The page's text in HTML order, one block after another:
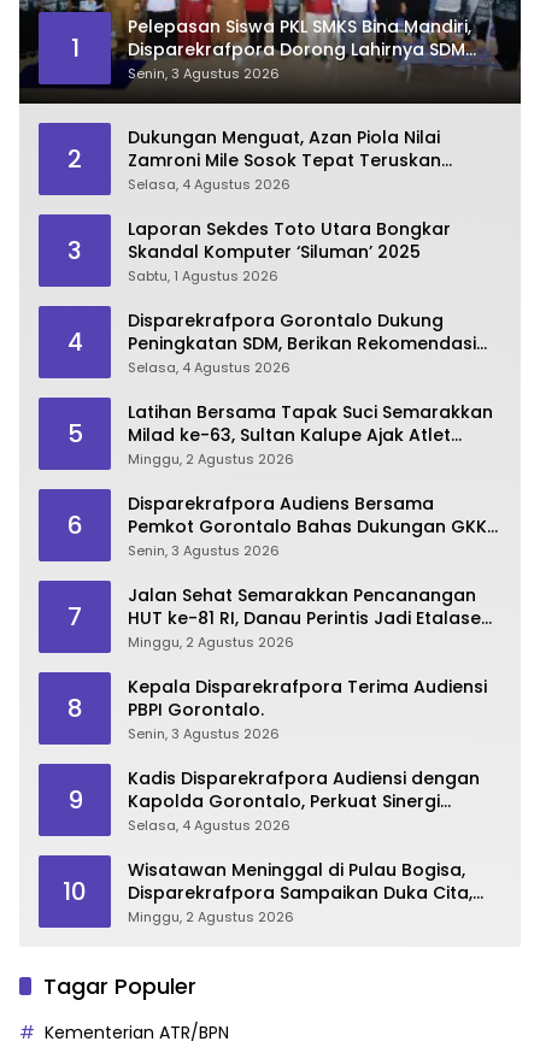
1
Pelepasan Siswa PKL SMKS Bina Mandiri,
Disparekrafpora Dorong Lahirnya SDM
Pariwisata Unggul
Senin, 3 Agustus 2026
2
Dukungan Menguat, Azan Piola Nilai
Zamroni Mile Sosok Tepat Teruskan
Pembangunan Bone Bolango
Selasa, 4 Agustus 2026
3
Laporan Sekdes Toto Utara Bongkar
Skandal Komputer ‘Siluman’ 2025
Sabtu, 1 Agustus 2026
4
Disparekrafpora Gorontalo Dukung
Peningkatan SDM, Berikan Rekomendasi
Studi S3 bagi Pegawai
Selasa, 4 Agustus 2026
5
Latihan Bersama Tapak Suci Semarakkan
Milad ke-63, Sultan Kalupe Ajak Atlet
Lestarikan Budaya Bela Diri
Minggu, 2 Agustus 2026
6
Disparekrafpora Audiens Bersama
Pemkot Gorontalo Bahas Dukungan GKK
2026
Senin, 3 Agustus 2026
7
Jalan Sehat Semarakkan Pencanangan
HUT ke-81 RI, Danau Perintis Jadi Etalase
Wisata Gorontalo
Minggu, 2 Agustus 2026
8
Kepala Disparekrafpora Terima Audiensi
PBPI Gorontalo.
Senin, 3 Agustus 2026
9
Kadis Disparekrafpora Audiensi dengan
Kapolda Gorontalo, Perkuat Sinergi
Sukseskan Gorontalo Karnaval Karawo
Selasa, 4 Agustus 2026
10
Wisatawan Meninggal di Pulau Bogisa,
Disparekrafpora Sampaikan Duka Cita,
Imbau Utamakan Keselamatan
Minggu, 2 Agustus 2026
Tagar Populer
Kementerian ATR/BPN